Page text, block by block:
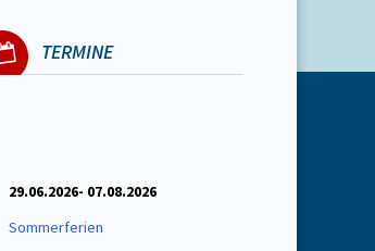
TERMINE
29.06.2026- 07.08.2026
Sommerferien